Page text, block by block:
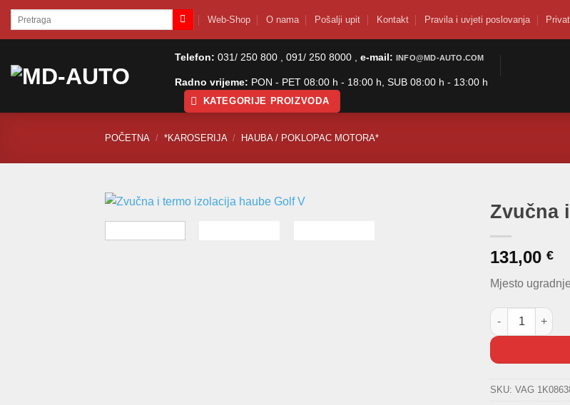
SkipPretraži: Web-Shop O nama Pošalji upit Kontakt Pravila i uvjeti poslovanja
Telefon: 031/ 250 800 , 091/ 250 8000 , e-mail: INFO@MD-AUTO.COM
Radno vrijeme: PON - PET 08:00 h - 18:00 h, SUB 08:00 h - 13:00 h
KATEGORIJE PROIZVODA
POČETNA / *KAROSERIJA / HAUBA / POKLOPAC MOTORA*
Zvučna
131,00 €
Mjesto
Zvučna i termo
SKU: VAG